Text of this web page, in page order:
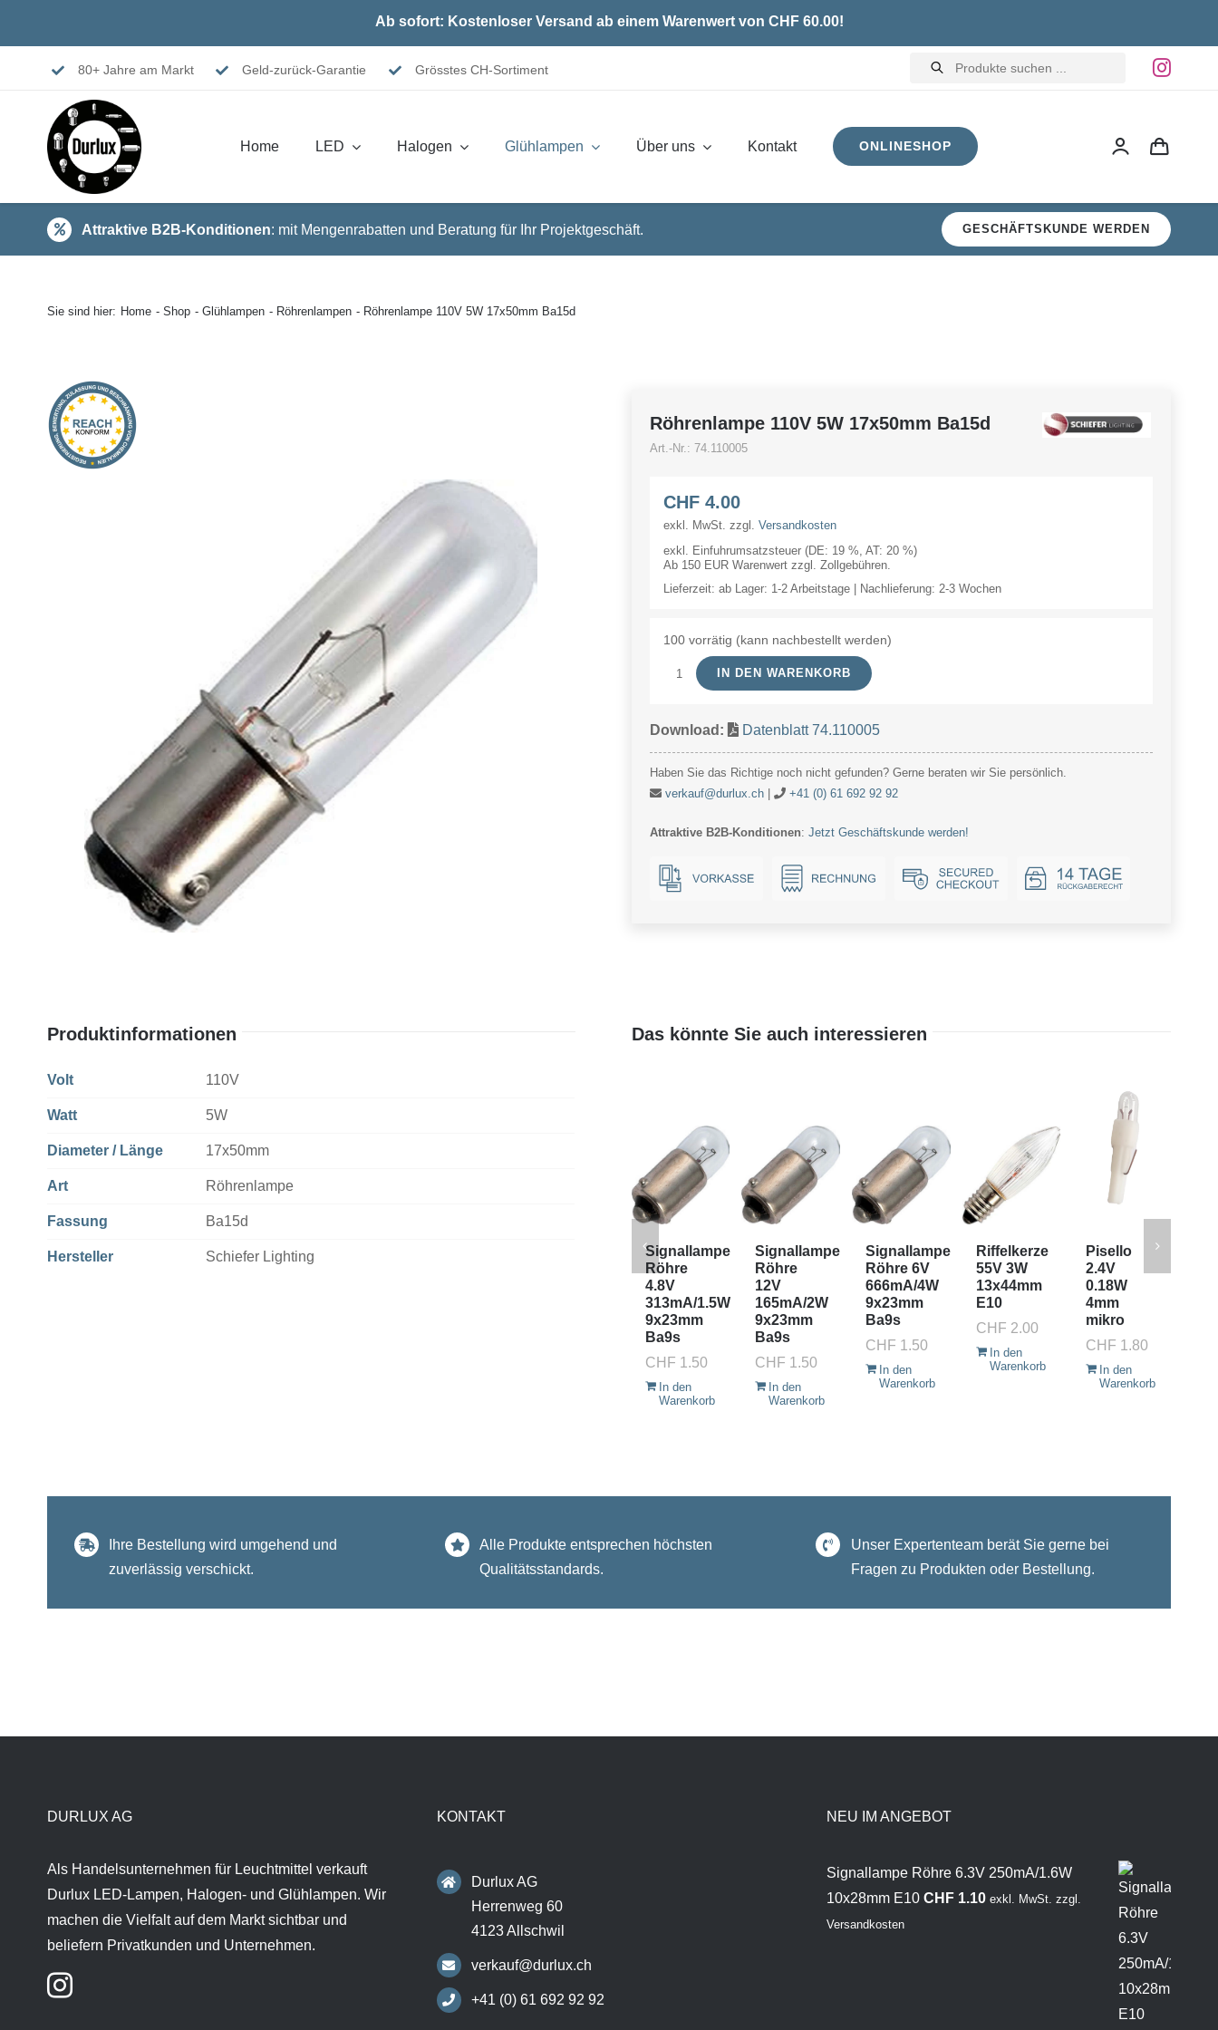
Ab sofort: Kostenloser Versand ab einem Warenwert von CHF 60.00!
80+ Jahre am Markt Geld-zurück-Garantie Grösstes CH-Sortiment
Products
search
Home LED Halogen Glühlampen Über uns Kontakt ONLINESHOP
Attraktive B2B-Konditionen: mit Mengenrabatten und Beratung für Ihr Projektgeschäft. GESCHÄFTSKUNDE WERDEN
Sie sind hier: Home Shop Glühlampen Röhrenlampen Röhrenlampe 110V 5W 17x50mm Ba15d
Röhrenlampe 110V 5W 17x50mm Ba15d
Art.-Nr.: 74.110005
CHF4.00
exkl. MwSt. zzgl. Versandkosten
exkl. Einfuhrumsatzsteuer (DE: 19 %, AT: 20 %)
Ab 150 EUR Warenwert zzgl. Zollgebühren.
Lieferzeit: ab Lager: 1-2 Arbeitstage | Nachlieferung: 2-3 Wochen
100 vorrätig (kann nachbestellt werden)
Röhrenlampe
5W
Ba15d
IN DEN WARENKORB
Download: Datenblatt 74.110005
Haben Sie das Richtige noch nicht gefunden? Gerne beraten wir Sie persönlich.
verkauf@durlux.ch| +41 (0) 61 692 92 92
Attraktive B2B-Konditionen: Jetzt Geschäftskunde werden!
Produktinformationen
Volt 110V
Watt 5W
Diameter / Länge 17x50mm
Art Röhrenlampe
Fassung Ba15d
Hersteller Schiefer Lighting
Das könnte Sie auch interessieren
Signallampe
Röhre
4.8V
313mA/1.5W
9x23mm
Ba9s
CHF 1.50
In den
Warenkorb
Signallampe
Röhre
12V
165mA/2W
9x23mm
Ba9s
CHF 1.50
In den
Warenkorb
Signallampe
Röhre 6V
666mA/4W
9x23mm
Ba9s
CHF 1.50
In den
Warenkorb
Riffelkerze
55V 3W
13x44mm
E10
CHF 2.00
In den
Warenkorb
Pisello
2.4V
0.18W
4mm
mikro
CHF 1.80
In den
Warenkorb
Ihre Bestellung wird umgehend und
zuverlässig verschickt.
Alle Produkte entsprechen höchsten
Qualitätsstandards.
Unser Expertenteam berät Sie gerne bei
Fragen zu Produkten oder Bestellung.
DURLUX AG
Als Handelsunternehmen für Leuchtmittel verkauft
Durlux LED-Lampen, Halogen- und Glühlampen. Wir
machen die Vielfalt auf dem Markt sichtbar und
beliefern Privatkunden und Unternehmen.
KONTAKT
Durlux AG
Herrenweg 60
4123 Allschwil
verkauf@durlux.ch
+41 (0) 61 692 92 92
NEU IM ANGEBOT
Signallampe Röhre 6.3V 250mA/1.6W
10x28mm E10 CHF1.10 exkl. MwSt. zzgl.
Versandkosten